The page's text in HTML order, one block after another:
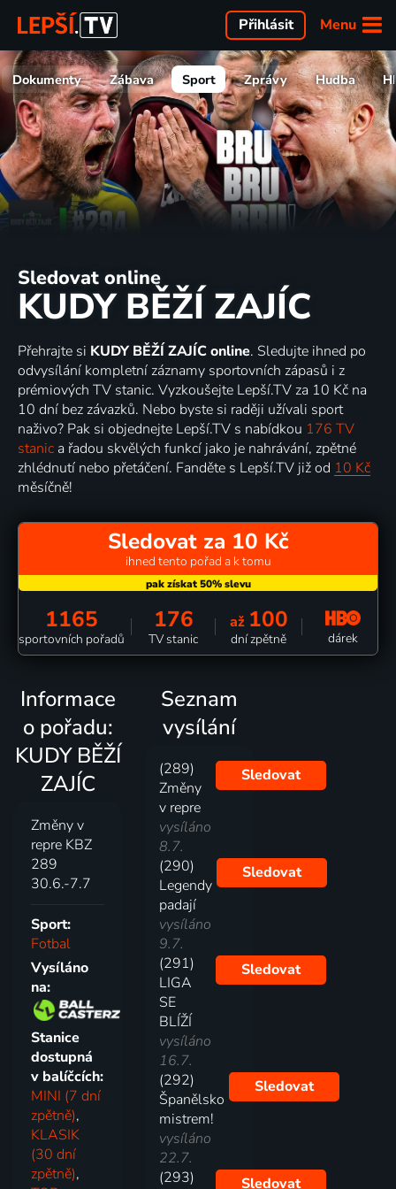
Menu
Přihlásit
Dokumenty Zábava Sport Zprávy Hudba
Sledovat online
KUDY BĚŽÍ ZAJÍC
Přehrajte si KUDY BĚŽÍ ZAJÍC online. Sledujte ihned po
odvysílání kompletní záznamy sportovních zápasů i z
prémiových TV stanic. Vyzkoušejte Lepší.TV za 10 Kč na
10 dní bez závazků. Nebo byste si raději užívali sport
naživo? Pak si objednejte Lepší.TV s nabídkou 176 TV
stanic a řadou skvělých funkcí jako je nahrávání, zpětné
zhlédnutí nebo přetáčení. Fanděte s Lepší.TV již od 10 Kč
měsíčně!
Sledovat za 10 Kč
ihned tento pořad a k tomu
1165
sportovních pořadů
176
TV stanic
až 100
dní zpětně dárek
Informace
o pořadu:
KUDY BĚŽÍ
ZAJÍC
Změny v
repre KBZ
289
30.6.-7.7
Sport:
Fotbal
Vysíláno
na:
Stanice
dostupná
v balíčcích:
MINI (7 dní
zpětně),
KLASIK
(30 dní
zpětně),
Seznam
vysílání
(289)
Změny
v repre
vysíláno
8.7.
Sledovat
(290)
Legendy
padají
vysíláno
9.7.
Sledovat
(291)
LIGA
SE
BLÍŽÍ
vysíláno
16.7.
Sledovat
(292)
Španělsko
mistrem!
vysíláno
22.7.
Sledovat
(293)
Sledovat